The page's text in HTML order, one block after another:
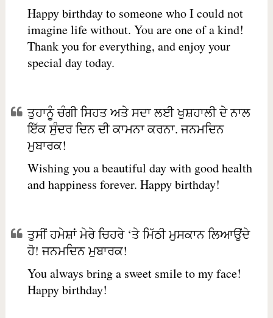
Happy birthday to someone who I could not
imagine life without. You are one of a kind!
Thank you for everything, and enjoy your
special day today.
ਤੁਹਾਨੂੰ ਚੰਗੀ ਸਿਹਤ ਅਤੇ ਸਦਾ ਲਈ ਖੁਸ਼ਹਾਲੀ ਦੇ ਨਾਲ
ਇੱਕ ਸੁੰਦਰ ਦਿਨ ਦੀ ਕਾਮਨਾ ਕਰਨਾ. ਜਨਮਦਿਨ
ਮੁਬਾਰਕ!
Wishing you a beautiful day with good health
and happiness forever. Happy birthday!
ਤੁਸੀਂ ਹਮੇਸ਼ਾਂ ਮੇਰੇ ਚਿਹਰੇ ‘ਤੇ ਮਿੱਠੀ ਮੁਸਕਾਨ ਲਿਆਉਂਦੇ
ਹੋ! ਜਨਮਦਿਨ ਮੁਬਾਰਕ!
You always bring a sweet smile to my face!
Happy birthday!